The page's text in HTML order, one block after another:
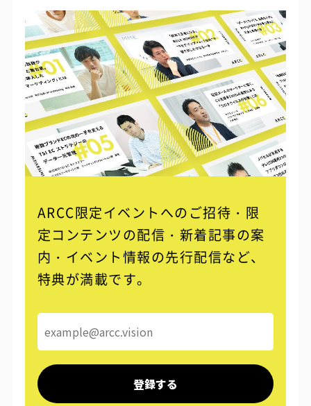
ARCC限定イベントへのご招待・限
定コンテンツの配信・ 新着記事の案
内・イベント情報の先行配信など、
特典が満載です。